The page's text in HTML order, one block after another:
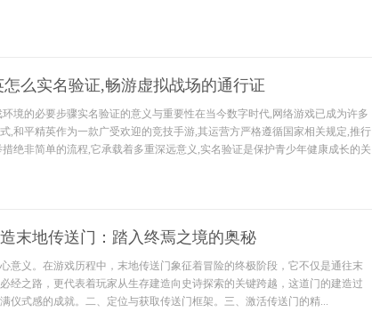
么实名验证,畅游虚拟战场的通行证
境的必要步骤实名验证的意义与重要性在当今数字时代,网络游戏已成为许多
,和平精英作为一款广受欢迎的竞技手游,其运营方严格遵循国家相关规定,推行
绝非简单的流程,它承载着多重深远意义,实名验证是保护青少年健康成长的关
末地传送门：踏入终焉之境的奥秘
意义。在游戏历程中，末地传送门象征着冒险的终极阶段，它不仅是通往末
经之路，更代表着玩家从生存建造向史诗探索的关键跨越，这道门的建造过
仪式感的成就。二、定位与获取传送门框架。三、激活传送门的精...